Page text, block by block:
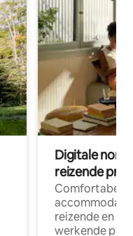
Digitale
reizende
Comfortabele
reizende en
werkende